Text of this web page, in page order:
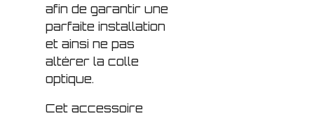
afin de garantir une
parfaite installation
et ainsi ne pas
altérer la colle
optique.
Cet accessoire